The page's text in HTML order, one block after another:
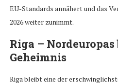
EU-Standards annähert und das
2026 weiter zunimmt.
Riga –
Geheimnis
Riga bleibt eine der